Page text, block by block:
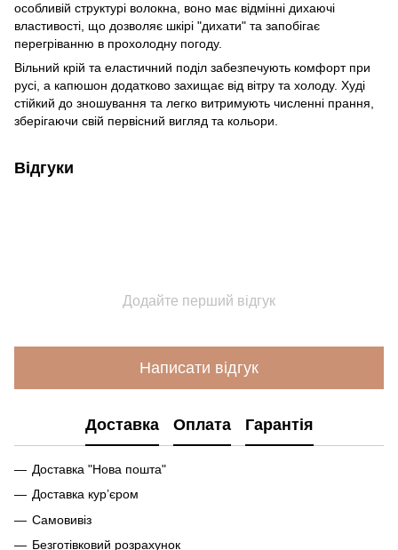
особливій структурі волокна, воно має відмінні дихаючі
властивості, що дозволяє шкірі "дихати" та запобігає
перегріванню в прохолодну погоду.
Вільний крій та еластичний поділ забезпечують комфорт при
русі, а капюшон додатково захищає від вітру та холоду. Худі
стійкий до зношування та легко витримують численні прання,
зберігаючи свій первісний вигляд та кольори.
Відгуки
Додайте перший відгук
Написати відгук
Доставка Оплата Гарантія
Доставка "Нова пошта"
Доставка кур’єром
Самовивіз
Безготівковий розрахунок